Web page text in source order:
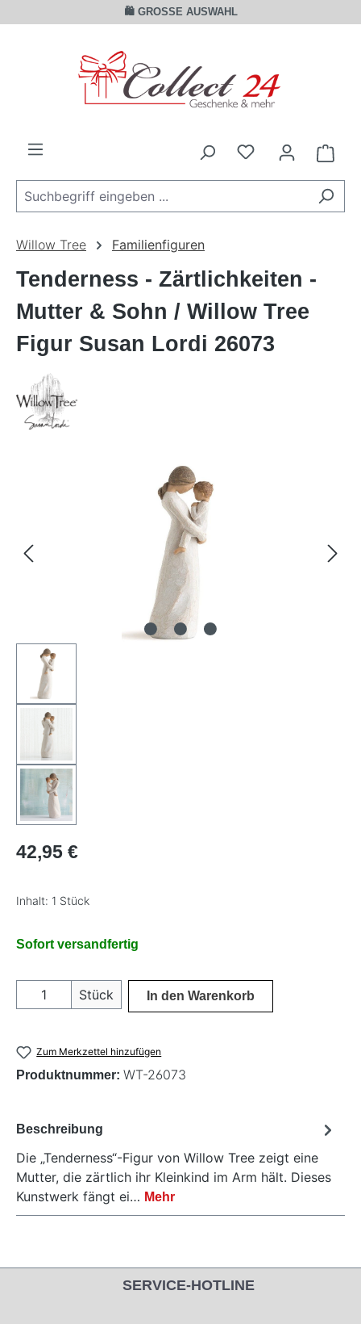
Zum Hauptinhalt springen🛍️ GROSSE AUSWAHL
Willow Tree Familienfiguren
Tenderness - Zärtlichkeiten -
Mutter & Sohn / Willow Tree
Figur Susan Lordi 26073
Bildergalerie überspringen
Regulärer Preis:
42,95 €
Inhalt: 1 Stück
Sofort versandfertig
Produkt Anzahl: Gib den gewünschten
Stück In den Warenkorb
Zum Merkzettel hinzufügen
Produktnummer: WT-26073
Beschreibung
Die „Tenderness“-Figur von Willow Tree zeigt eine
Mutter, die zärtlich ihr Kleinkind im Arm hält. Dieses
Kunstwerk fängt ei… Mehr
SERVICE-HOTLINE